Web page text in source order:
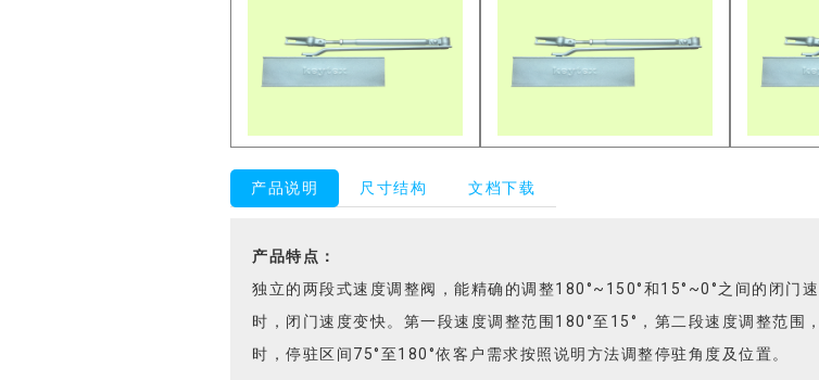
产品说明 尺寸结构 文档下载
产品特点：
独立的两段式速度调整阀，能精确的调整180°~150°和15°~0°之间的闭门
时，闭门速度变快。第一段速度调整范围180°至15°，第二段速度调整范围
时，停驻区间75°至180°依客户需求按照说明方法调整停驻角度及位置。